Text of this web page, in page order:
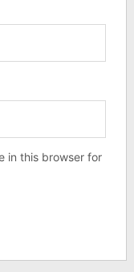
in this browser for